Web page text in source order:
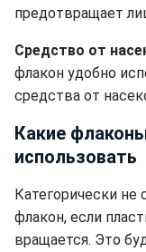
предотвращает
Средство от
флакон удобно
средства от
Какие
использовать
Категорически не
флакон, если
вращается. Это